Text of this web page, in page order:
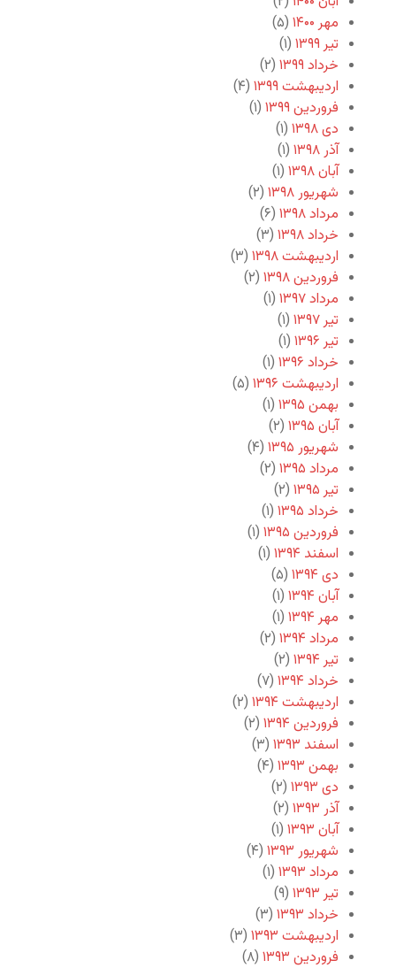
مهر ۱۴۰۰
(۵)
تیر ۱۳۹۹
(۱)
خرداد ۱۳۹۹
(۲)
اردیبهشت ۱۳۹۹
(۴)
فروردین ۱۳۹۹
(۱)
دی ۱۳۹۸
(۱)
آذر ۱۳۹۸
(۱)
آبان ۱۳۹۸
(۱)
شهریور ۱۳۹۸
(۲)
مرداد ۱۳۹۸
(۶)
خرداد ۱۳۹۸
(۳)
اردیبهشت ۱۳۹۸
(۳)
فروردین ۱۳۹۸
(۲)
مرداد ۱۳۹۷
(۱)
تیر ۱۳۹۷
(۱)
تیر ۱۳۹۶
(۱)
خرداد ۱۳۹۶
(۱)
اردیبهشت ۱۳۹۶
(۵)
بهمن ۱۳۹۵
(۱)
آبان ۱۳۹۵
(۲)
شهریور ۱۳۹۵
(۴)
مرداد ۱۳۹۵
(۲)
تیر ۱۳۹۵
(۲)
خرداد ۱۳۹۵
(۱)
فروردین ۱۳۹۵
(۱)
اسفند ۱۳۹۴
(۱)
دی ۱۳۹۴
(۵)
آبان ۱۳۹۴
(۱)
مهر ۱۳۹۴
(۱)
مرداد ۱۳۹۴
(۲)
تیر ۱۳۹۴
(۲)
خرداد ۱۳۹۴
(۷)
اردیبهشت ۱۳۹۴
(۲)
فروردین ۱۳۹۴
(۲)
اسفند ۱۳۹۳
(۳)
بهمن ۱۳۹۳
(۴)
دی ۱۳۹۳
(۲)
آذر ۱۳۹۳
(۲)
آبان ۱۳۹۳
(۱)
شهریور ۱۳۹۳
(۴)
مرداد ۱۳۹۳
(۱)
تیر ۱۳۹۳
(۹)
خرداد ۱۳۹۳
(۳)
اردیبهشت ۱۳۹۳
(۳)
فروردین ۱۳۹۳
(۸)